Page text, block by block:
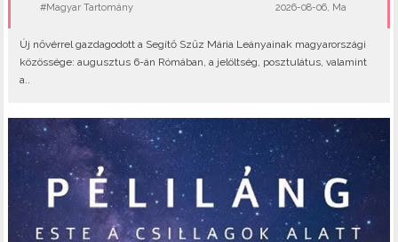
#Magyar Tartomány 2026-08-06, Ma
Új nővérrel gazdagodott a Segítő Szűz Mária Leányainak magyarországi
közössége: augusztus 6-án Rómában, a jelöltség, posztulátus, valamint
a..